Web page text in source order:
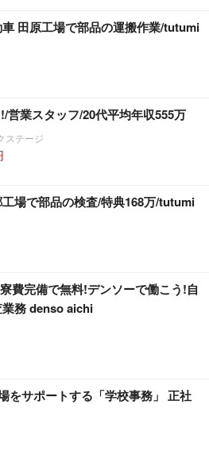
田原工場で部品の運搬作業/tutumi
業スタッフ/20代平均年収555万
ステージ
工場で部品の検査/特典168万/tutumi
費完備で無料!デンソーで働こう!自
務 denso aichi
をサポートする「学校事務」 正社